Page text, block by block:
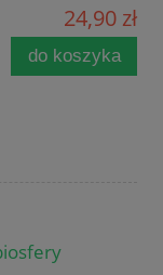
24,90 zł
do koszyka